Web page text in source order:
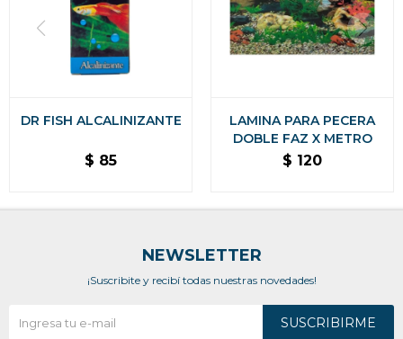
DR FISH ALCALINIZANTE
$ 85
LAMINA PARA PECERA
DOBLE FAZ X METRO
$ 120
NEWSLETTER
¡Suscribite y recibí todas nuestras novedades!
SUSCRIBIRME